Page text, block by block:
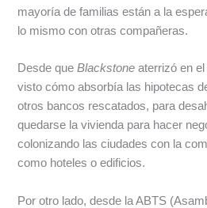
mayoría de familias están a la
lo mismo con otras compañeras.
Desde queBlackstone aterrizó en
visto cómo absorbía las hipotecas
otros bancos rescatados, para
quedarse la vivienda para hacer
colonizando las ciudades con la
como hoteles o edificios.
Por otro lado, desde la ABTS